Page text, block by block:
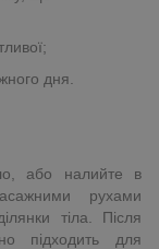
дня.
або налийте в
рухами
тіла. Після
підходить для